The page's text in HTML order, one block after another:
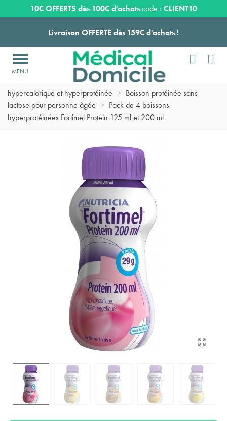
Nutrition médicale >
Boisson nutritionnelle
hypercalorique et hyperprotéinée > Boisson protéinée sans
lactose pour personne âgée > Pack de 4 boissons
hyperprotéinées Fortimel Protein 125 ml et 200 ml
10€ OFFERTS dès 100€ d'achatscode : CLIENT10
Livraison OFFERTE dès 159€ d'achats !
Payez en 3 ou 4 fois SANS FRAIS à partir de 100
Expédition sous 24 à 48 heures ouvrées*
Livraison OFFERTE dès 159€ d'achats !
Payez en 3 ou 4 fois SANS FRAIS à partir de 100
Expédition sous 24 à 48 heures ouvrées*

